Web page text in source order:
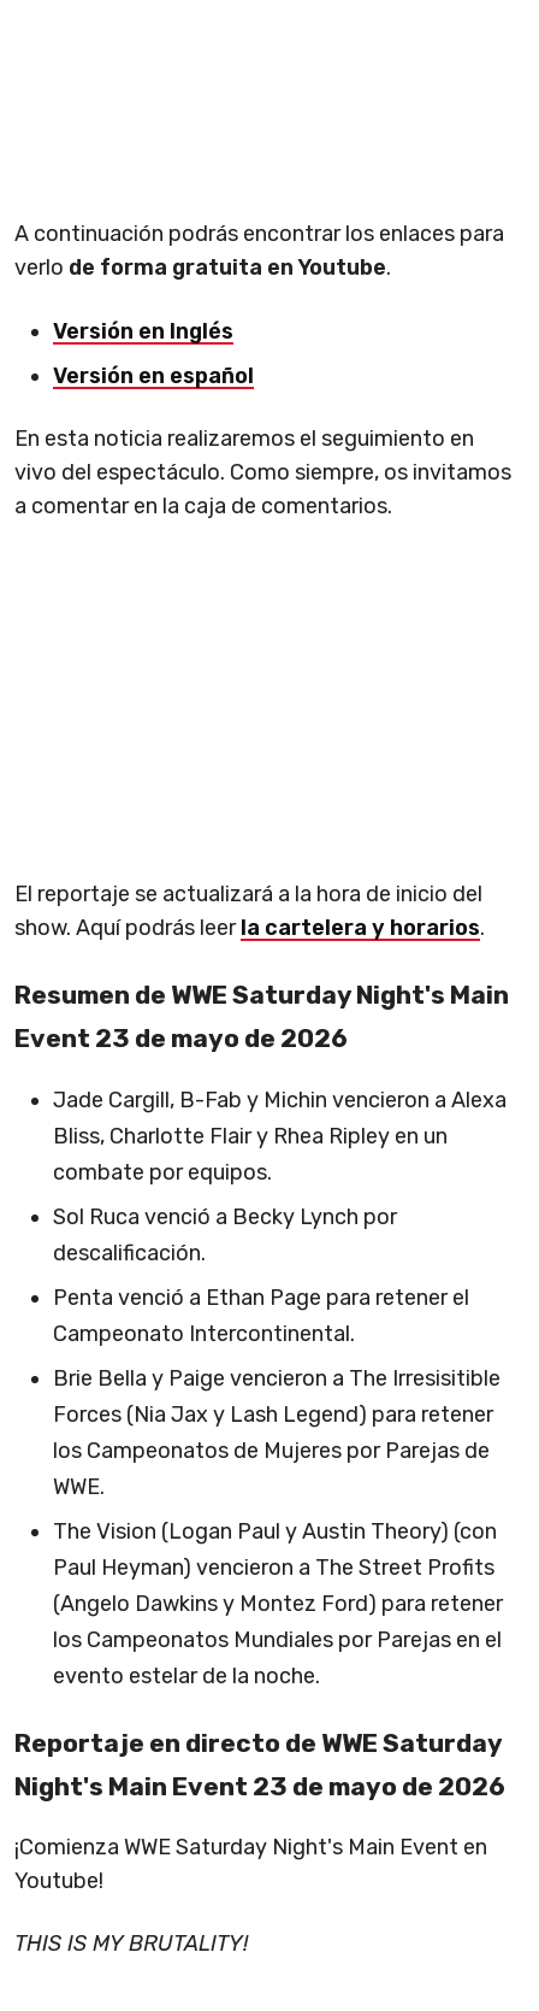
A continuación podrás encontrar los enlaces para
verlo de forma gratuita en Youtube.
Versión en Inglés
Versión en español
En esta noticia realizaremos el seguimiento en
vivo del espectáculo. Como siempre, os invitamos
a comentar en la caja de comentarios.
El reportaje se actualizará a la hora de inicio del
show. Aquí podrás leerla cartelera y horarios.
Resumen de WWE Saturday Night's Main
Event 23 de mayo de 2026
Jade Cargill, B-Fab y Michin vencieron a Alexa
Bliss, Charlotte Flair y Rhea Ripley en un
combate por equipos.
Sol Ruca venció a Becky Lynch por
descalificación.
Penta venció a Ethan Page para retener el
Campeonato Intercontinental.
Brie Bella y Paige vencieron a The Irresisitible
Forces (Nia Jax y Lash Legend) para retener
los Campeonatos de Mujeres por Parejas de
WWE.
The Vision (Logan Paul y Austin Theory) (con
Paul Heyman) vencieron a The Street Profits
(Angelo Dawkins y Montez Ford) para retener
los Campeonatos Mundiales por Parejas en el
evento estelar de la noche.
Reportaje en directo de WWE Saturday
Night's Main Event 23 de mayo de 2026
¡Comienza WWE Saturday Night's Main Event en
Youtube!
THIS IS MY BRUTALITY!